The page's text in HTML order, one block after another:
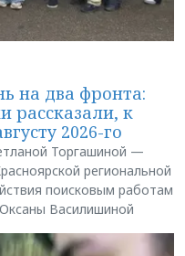
на два фронта:
рассказали, к
2026-го
Торгашиной —
региональной
поисковым работам
Василишиной